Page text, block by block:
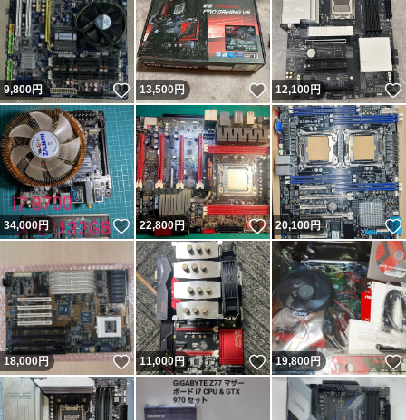
9,800円 いいね！
13,500円 いいね！
12,100円
34,000円 いいね！
22,800円 いいね！
20,100円
18,000円 いいね！
11,000円 いいね！
19,800円